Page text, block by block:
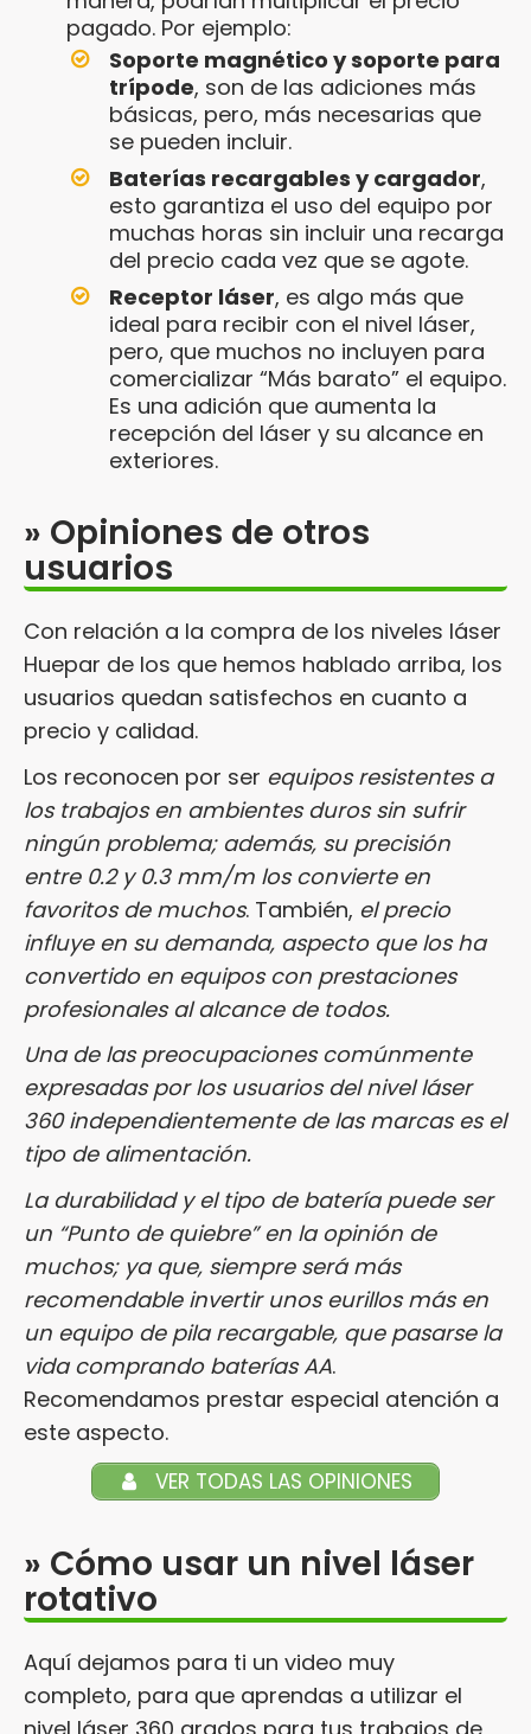
pagado. Por ejemplo:
Soporte magnético y soporte para
trípode, son de las adiciones más
básicas, pero, más necesarias que
se pueden incluir.
Baterías recargables y cargador,
esto garantiza el uso del equipo por
muchas horas sin incluir una recarga
del precio cada vez que se agote.
Receptor láser, es algo más que
ideal para recibir con el nivel láser,
pero, que muchos no incluyen para
comercializar “Más barato” el equipo.
Es una adición que aumenta la
recepción del láser y su alcance en
exteriores.
» Opiniones de otros
usuarios
Con relación a la compra de los niveles láser
Huepar de los que hemos hablado arriba, los
usuarios quedan satisfechos en cuanto a
precio y calidad.
Los reconocen por ser equipos resistentes a
los trabajos en ambientes duros sin sufrir
ningún problema; además, su precisión
entre 0.2 y 0.3 mm/m los convierte en
favoritos de muchos. También, el precio
influye en su demanda, aspecto que los ha
convertido en equipos con prestaciones
profesionales al alcance de todos.
Una de las preocupaciones comúnmente
expresadas por los usuarios del nivel láser
360 independientemente de las marcas es el
tipo de alimentación.
La durabilidad y el tipo de batería puede ser
un “Punto de quiebre” en la opinión de
muchos; ya que, siempre será más
recomendable invertir unos eurillos más en
un equipo de pila recargable, que pasarse la
vida comprando baterías AA.
Recomendamos prestar especial atención a
este aspecto.
VER TODAS LAS OPINIONES
» Cómo usar un nivel láser
rotativo
Aquí dejamos para ti un video muy
completo, para que aprendas a utilizar el